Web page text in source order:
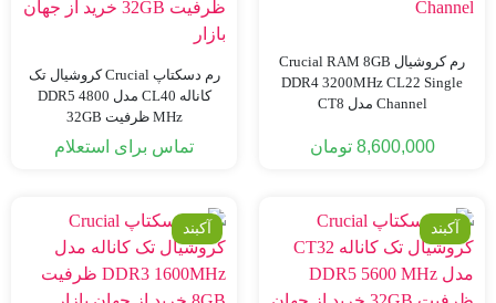
رم کروشیال Crucial RAM 8GB
DDR4 3200MHz CL22 Single
Channel مدل CT8
8,600,000 تومان
رم دسکتاپ Crucial کروشیال تک
کاناله CL40 مدل DDR5 4800
MHz ظرفیت 32GB
تماس برای استعلام
آکبند آکبند